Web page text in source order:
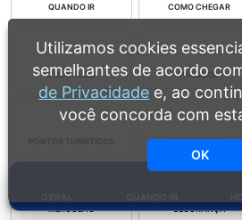
QUANDO IR COMO CHEGAR
O QUE FAZER PASSEIOS
ONDE COMER
MERGULHO SEGURANÇA
QUANDO IR
Utilizamos cookies
semelhantes de acordo
de Privacidade e, ao
você concorda com
OK